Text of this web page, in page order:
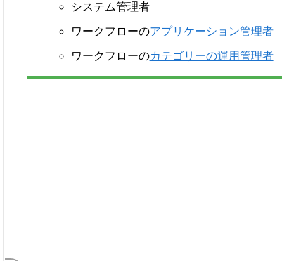
システム管理者
ワークフローのアプリケーション管理者
ワークフローのカテゴリーの運用管理者